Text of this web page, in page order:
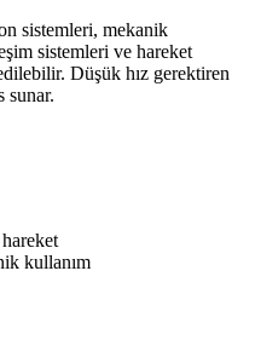
sistemleri, mekanik
sistemleri ve hareket
Düşük hız gerektiren
sunar.
kullanım